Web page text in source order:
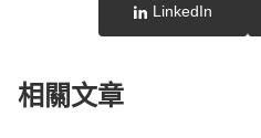
LinkedIn
相關文章